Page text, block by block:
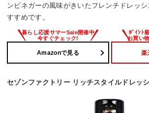
ンビネガーの風味がきいたフレンチドレッ
すすめです。
Amazonで見る 楽
セゾンファクトリー リッチスタイルドレッ